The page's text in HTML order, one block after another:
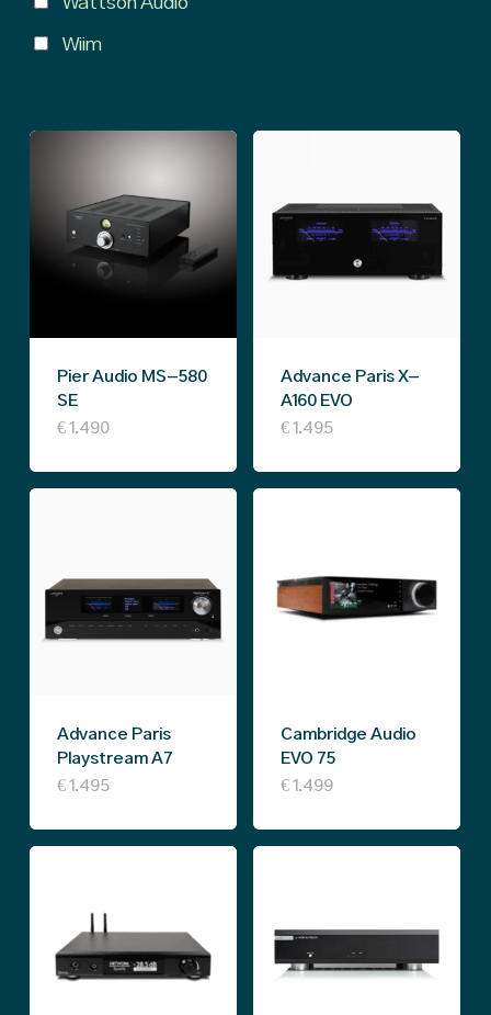
Wiim
Pier Audio MS-580
SE
€1.490
Advance Paris X-
A160 EVO
€ 1.495
Advance Paris
Playstream A7
€1.495
Cambridge Audio
EVO 75
€ 1.499